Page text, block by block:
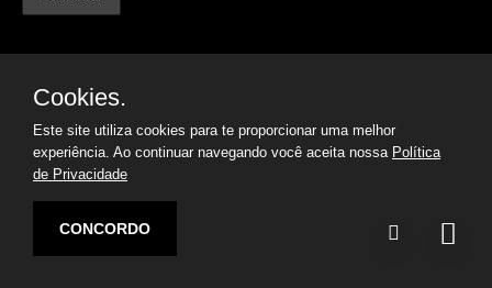
© 2019 Jorge Gomes
Advogados. Direitos Reservados
Argon | Otimização de Sites
Cookies.
Este site utiliza cookies para te proporcionar uma melhor
experiência. Ao continuar navegando você aceita nossa Política
de Privacidade
CONCORDO